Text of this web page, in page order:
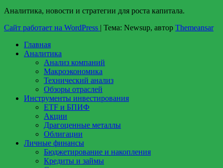
Аналитика, новости и стратегии для роста капитала.
Сайт работает на WordPress | Тема: Newsup, автор Themeansar
Главная
Аналитика
Анализ компаний
Макроэкономика
Технический анализ
Обзоры отраслей
Инструменты инвестирования
ETF и БПИФ
Акции
Драгоценные металлы
Облигации
Личные финансы
Бюджетирование и накопления
Кредиты и займы